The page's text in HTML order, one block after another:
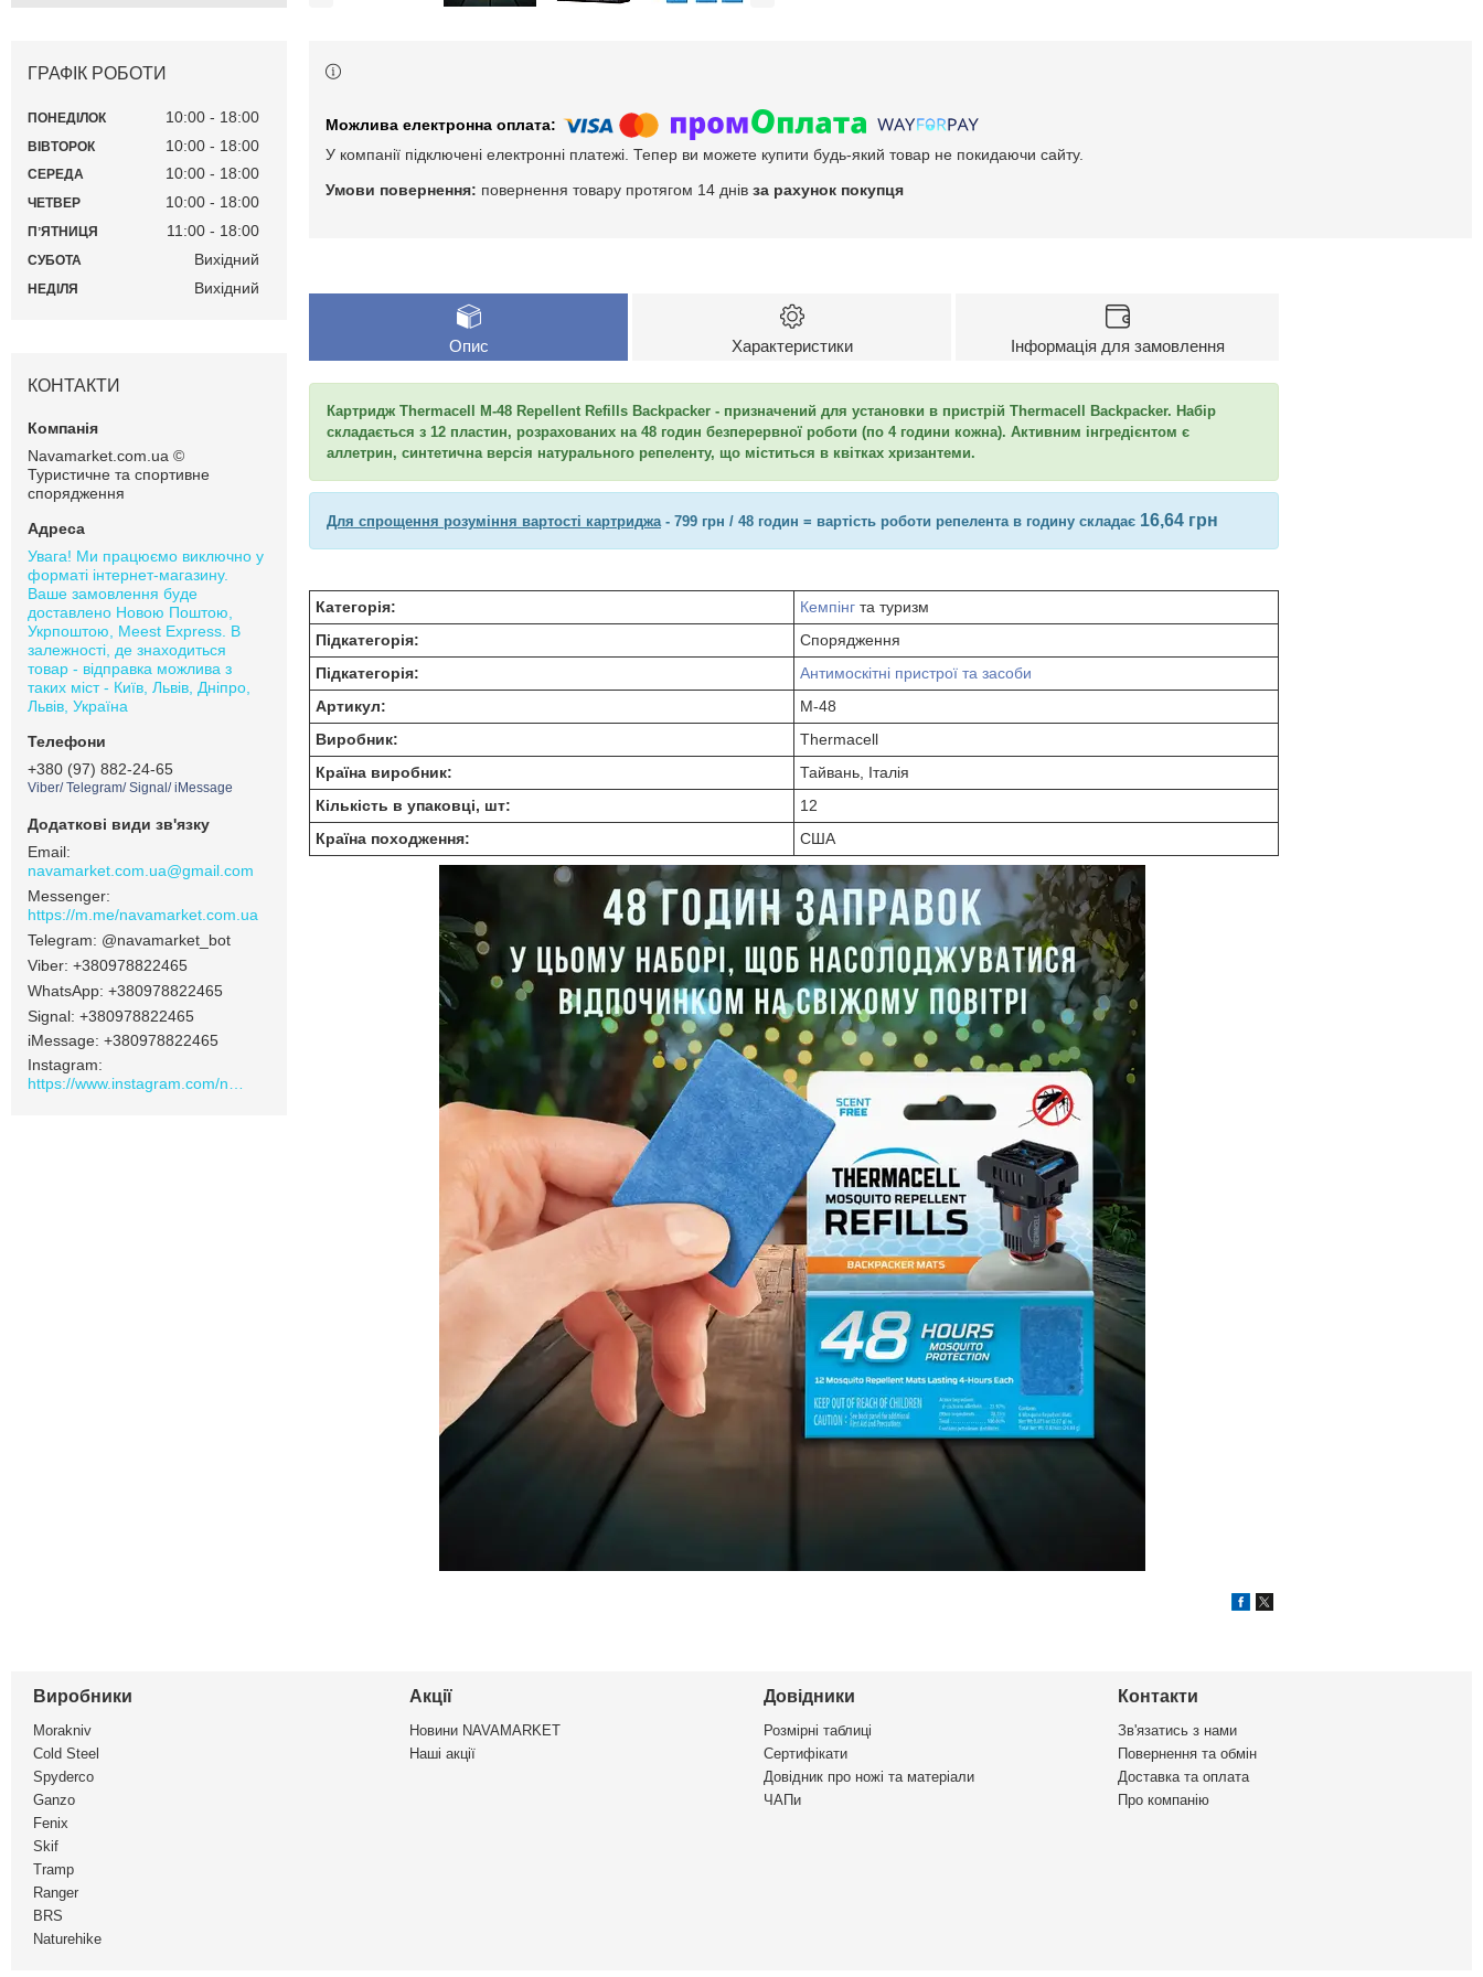
У компанії підключені електронні платежі. Тепер ви можете купити будь-який товар не покидаючи сайту.
повернення товару протягом 14 днів за рахунок покупця
Опис Характеристики Інформація для замовлення
Картридж Thermacell M-48 Repellent Refills Backpacker - призначений для установки в пристрій Thermacell Backpacker. Набір
складається з 12 пластин, розрахованих на 48 годин безперервної роботи (по 4 години кожна). Активним інгредієнтом є
аллетрин, синтетична версія натурального репеленту, що міститься в квітках хризантеми.
Для спрощення розуміння вартості картриджа- 799 грн / 48 годин = вартість роботи репелента в годину складає 16,64 грн
Категорія: Кемпінг та туризм
Підкатегорія:
Спорядження
Підкатегорія:
Антимоскітні пристрої та засоби
Артикул:
M-48
Виробник:
Thermacell
Країна виробник:
Тайвань, Італія
Кількість в упаковці, шт:
12
Країна походження:
США
ГРАФІК РОБОТИ
ПОНЕДІЛОК 10:00 18:00
ВІВТОРОК 10:00 18:00
СЕРЕДА 10:00 18:00
ЧЕТВЕР 10:00 18:00
ПʼЯТНИЦЯ 11:00 18:00
СУБОТА Вихідний
НЕДІЛЯ Вихідний
КОНТАКТИ
Navamarket.com.ua ©
Туристичне та спортивне
спорядження
Увага! Ми працюємо виключно у
форматі інтернет-магазину.
Ваше замовлення буде
доставлено Новою Поштою,
Укрпоштою, Meest Express. В
залежності, де знаходиться
товар - відправка можлива з
таких міст - Київ, Львів, Дніпро,
Львів, Україна
+380 (97) 882-24-65
Viber/ Telegram/ Signal/ iMessage
navamarket.com.ua@gmail.com
https://m.me/navamarket.com.ua
@navamarket_bot
+380978822465
+380978822465
Signal +380978822465
iMessage +380978822465
Instagram
Виробники
Morakniv
Cold Steel
Spyderco
Ganzo
Fenix
Skif
Tramp
Ranger
BRS
Naturehike
Акції
Новини NAVAMARKET
Наші акції
Довідники
Розмірні таблиці
Сертифікати
Довідник про ножі та матеріали
ЧАПи
Контакти
Зв'язатись з нами
Повернення та обмін
Доставка та оплата
Про компанію